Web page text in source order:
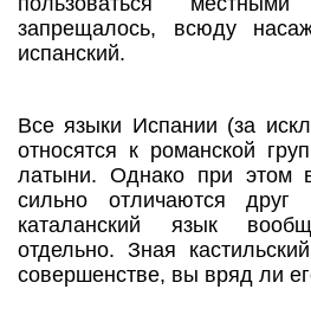
запрещалось, всюду
испанский.
Все языки Испании (за
относятся к романской
латыни. Однако при этом
сильно отличаются
каталанский язык
отдельно. Зная
совершенстве, вы вряд ли